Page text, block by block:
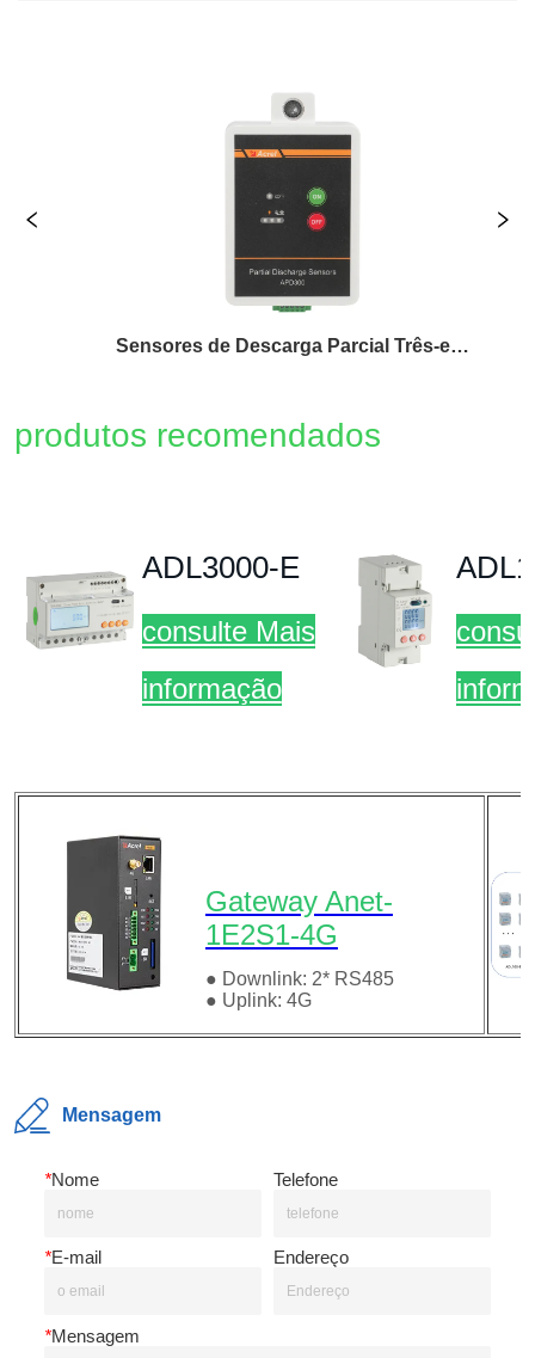
Sensores de Descarga Parcial Três-em-Um Relé de
Mensagem
*Nome Telefone
*E-mail Endereço
*Mensagem